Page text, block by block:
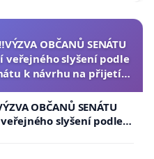
OBČANŮ SENÁTU
veřejného slyšení podle
k návrhu na přijetí
OBČANŮ SENÁTU
veřejného slyšení podle §
k návrhu na přijetí